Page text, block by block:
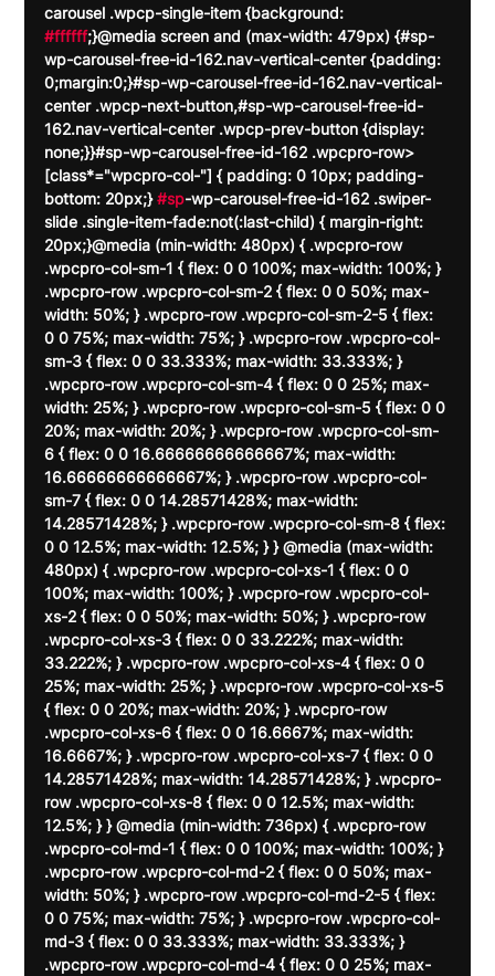
carousel .wpcp-single-item {background:
#ffffff;}@media screen and (max-width: 479px) {#sp-
wp-carousel-free-id-162.nav-vertical-center {padding:
0;margin:0;}#sp-wp-carousel-free-id-162.nav-vertical-
center .wpcp-next-button,#sp-wp-carousel-free-id-
162.nav-vertical-center .wpcp-prev-button {display:
none;}}#sp-wp-carousel-free-id-162 .wpcpro-row>
[class*="wpcpro-col-"] { padding: 0 10px; padding-
bottom: 20px;} #sp-wp-carousel-free-id-162 .swiper-
slide .single-item-fade:not(:last-child) { margin-right:
20px;}@media (min-width: 480px) { .wpcpro-row
.wpcpro-col-sm-1 { flex: 0 0 100%; max-width: 100%; }
.wpcpro-row .wpcpro-col-sm-2 { flex: 0 0 50%; max-
width: 50%; } .wpcpro-row .wpcpro-col-sm-2-5 { flex:
0 0 75%; max-width: 75%; } .wpcpro-row .wpcpro-col-
sm-3 { flex: 0 0 33.333%; max-width: 33.333%; }
.wpcpro-row .wpcpro-col-sm-4 { flex: 0 0 25%; max-
width: 25%; } .wpcpro-row .wpcpro-col-sm-5 { flex: 0 0
20%; max-width: 20%; } .wpcpro-row .wpcpro-col-sm-
6 { flex: 0 0 16.66666666666667%; max-width:
16.66666666666667%; } .wpcpro-row .wpcpro-col-
sm-7 { flex: 0 0 14.28571428%; max-width:
14.28571428%; } .wpcpro-row .wpcpro-col-sm-8 { flex:
0 0 12.5%; max-width: 12.5%; } } @media (max-width:
480px) { .wpcpro-row .wpcpro-col-xs-1 { flex: 0 0
100%; max-width: 100%; } .wpcpro-row .wpcpro-col-
xs-2 { flex: 0 0 50%; max-width: 50%; } .wpcpro-row
.wpcpro-col-xs-3 { flex: 0 0 33.222%; max-width:
33.222%; } .wpcpro-row .wpcpro-col-xs-4 { flex: 0 0
25%; max-width: 25%; } .wpcpro-row .wpcpro-col-xs-5
{ flex: 0 0 20%; max-width: 20%; } .wpcpro-row
.wpcpro-col-xs-6 { flex: 0 0 16.6667%; max-width:
16.6667%; } .wpcpro-row .wpcpro-col-xs-7 { flex: 0 0
14.28571428%; max-width: 14.28571428%; } .wpcpro-
row .wpcpro-col-xs-8 { flex: 0 0 12.5%; max-width:
12.5%; } } @media (min-width: 736px) { .wpcpro-row
.wpcpro-col-md-1 { flex: 0 0 100%; max-width: 100%; }
.wpcpro-row .wpcpro-col-md-2 { flex: 0 0 50%; max-
width: 50%; } .wpcpro-row .wpcpro-col-md-2-5 { flex:
0 0 75%; max-width: 75%; } .wpcpro-row .wpcpro-col-
md-3 { flex: 0 0 33.333%; max-width: 33.333%; }
.wpcpro-row .wpcpro-col-md-4 { flex: 0 0 25%; max-